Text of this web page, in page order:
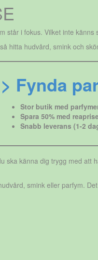
i fokus. Vilket inte
hitta hudvård, smink och
> Fynda
Stor butik med
Spara 50% med
Snabb leverans (1-2
ska känna dig trygg med att
smink eller parfym.